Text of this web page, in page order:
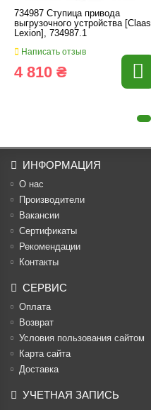
734987 Ступица привода
выгрузочного устройства [Claas
Lexion], 734987.1
Написать отзыв
4 810 ₴
ИНФОРМАЦИЯ
О нас
Производители
Вакансии
Cертификаты
Рекомендации
Контакты
СЕРВИС
Оплата
Возврат
Условия пользования сайтом
Карта сайта
Доставка
УЧЕТНАЯ ЗАПИСЬ